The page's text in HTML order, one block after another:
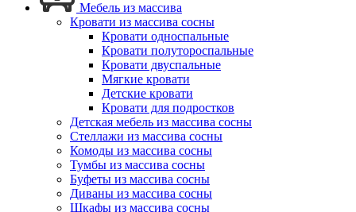
Мебель из массива
Кровати из массива сосны
Кровати односпальные
Кровати полутороспальные
Кровати двуспальные
Мягкие кровати
Детские кровати
Кровати для подростков
Детская мебель из массива сосны
Стеллажи из массива сосны
Комоды из массива сосны
Тумбы из массива сосны
Буфеты из массива сосны
Диваны из массива сосны
Шкафы из массива сосны